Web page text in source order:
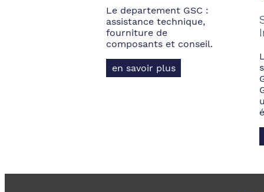
Le departement GSC :
assistance technique,
fourniture de
composants et conseil.
en savoir plus